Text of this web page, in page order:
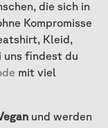
die sich in
Kompromisse
Kleid,
uns findest du
mit viel
und werden